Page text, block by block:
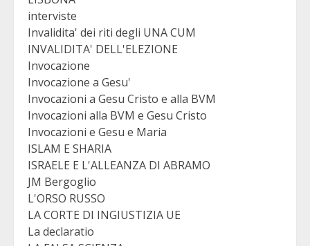
interviste
Invalidita' dei riti degli UNA CUM
INVALIDITA' DELL'ELEZIONE
Invocazione
Invocazione a Gesu'
Invocazioni a Gesu Cristo e alla BVM
Invocazioni alla BVM e Gesu Cristo
Invocazioni e Gesu e Maria
ISLAM E SHARIA
ISRAELE E L'ALLEANZA DI ABRAMO
JM Bergoglio
L'ORSO RUSSO
LA CORTE DI INGIUSTIZIA UE
La declaratio